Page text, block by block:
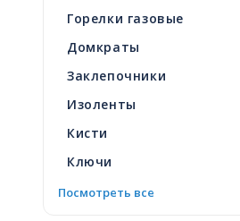
Горелки газовые
Домкраты
Заклепочники
Изоленты
Кисти
Ключи
Посмотреть все